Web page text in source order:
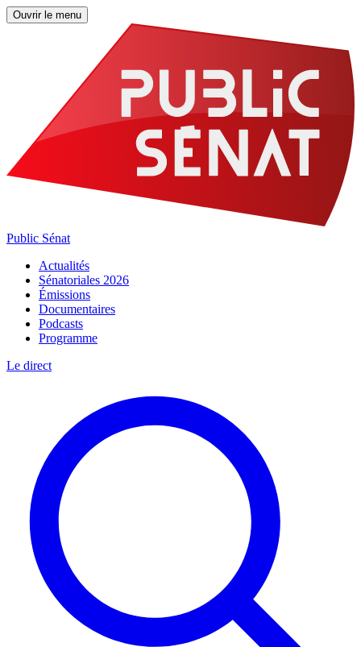
Ouvrir le menu
Public Sénat
Actualités
Sénatoriales 2026
Émissions
Documentaires
Podcasts
Programme
Le direct